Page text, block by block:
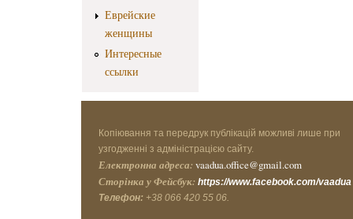
Еврейские
женщины
Интересные
ссылки
Копіювання та передрук публікацій можливі лише при
узгодженні з адміністрацією сайту.
Електронна адреса: vaadua.office@gmail.com
Сторінка у Фейсбук: https://www.facebook.com/vaadua
Телефон: +38 066 420 55 06.